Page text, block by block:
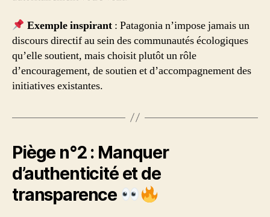
Exemple inspirant: Patagonia n’impose jamais un
discours directif au sein des communautés écologiques
qu’elle soutient, mais choisit plutôt un rôle
d’encouragement, de soutien et d’accompagnement des
initiatives existantes.
Piège n°2 : Manquer
d’authenticité et de
transparence